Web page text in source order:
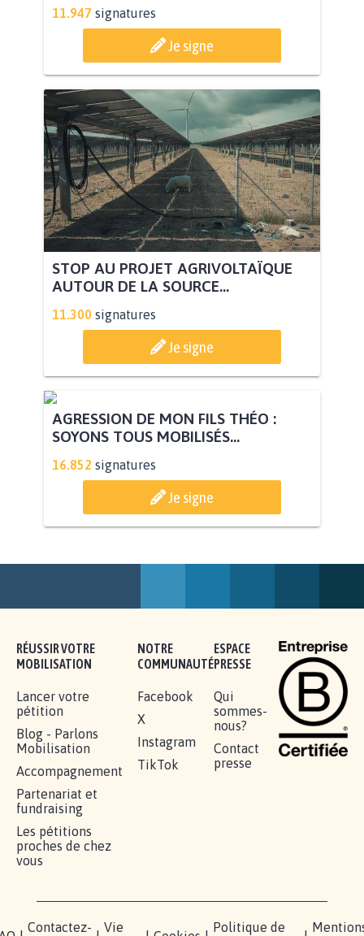
11.947 signatures
Je signe
STOP AU PROJET AGRIVOLTAÏQUE
AUTOUR DE LA SOURCE...
11.300 signatures
Je signe
AGRESSION DE MON FILS THÉO :
Je signe
RÉUSSIR VOTRE
MOBILISATION
Lancer votre
pétition
Mobilisation
Accompagnement
Contact